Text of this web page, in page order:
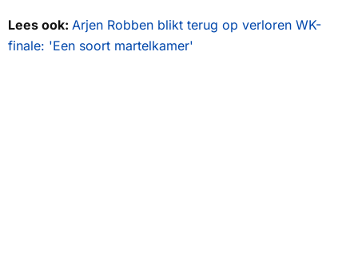
Lees ook: Arjen Robben blikt terug op verloren WK-
finale: 'Een soort martelkamer'